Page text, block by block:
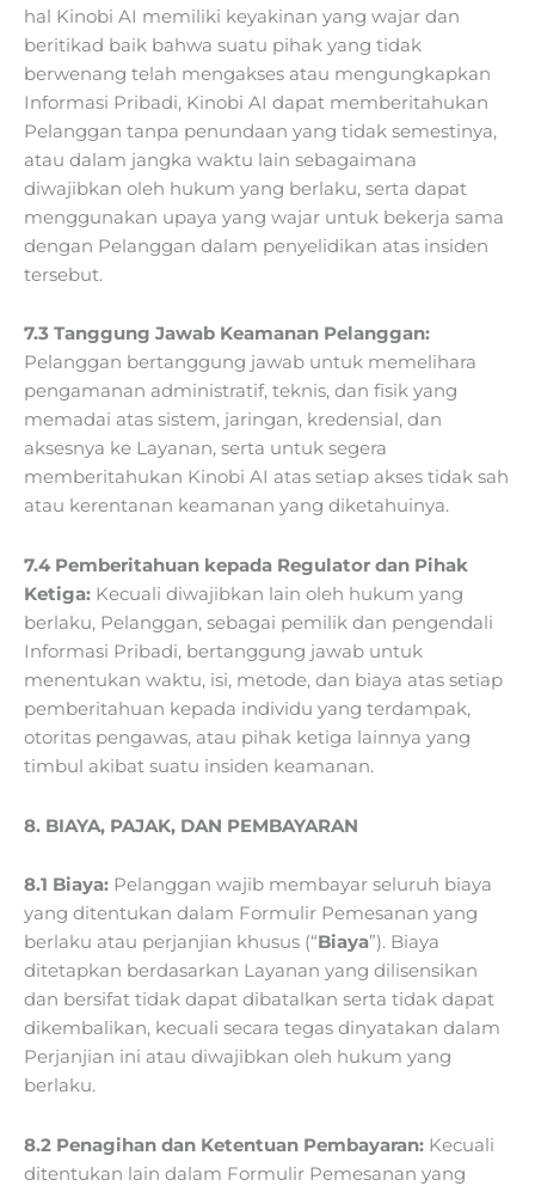
hal Kinobi AI memiliki keyakinan yang wajar dan
beritikad baik bahwa suatu pihak yang tidak
berwenang telah mengakses atau mengungkapkan
Informasi Pribadi, Kinobi AI dapat memberitahukan
Pelanggan tanpa penundaan yang tidak semestinya,
atau dalam jangka waktu lain sebagaimana
diwajibkan oleh hukum yang berlaku, serta dapat
menggunakan upaya yang wajar untuk bekerja sama
dengan Pelanggan dalam penyelidikan atas insiden
tersebut.
7.3 Tanggung Jawab Keamanan Pelanggan:
Pelanggan bertanggung jawab untuk memelihara
pengamanan administratif, teknis, dan fisik yang
memadai atas sistem, jaringan, kredensial, dan
aksesnya ke Layanan, serta untuk segera
memberitahukan Kinobi AI atas setiap akses tidak sah
atau kerentanan keamanan yang diketahuinya.
7.4 Pemberitahuan kepada Regulator dan Pihak
Ketiga: Kecuali diwajibkan lain oleh hukum yang
berlaku, Pelanggan, sebagai pemilik dan pengendali
Informasi Pribadi, bertanggung jawab untuk
menentukan waktu, isi, metode, dan biaya atas setiap
pemberitahuan kepada individu yang terdampak,
otoritas pengawas, atau pihak ketiga lainnya yang
timbul akibat suatu insiden keamanan.
8. BIAYA, PAJAK, DAN PEMBAYARAN
8.1 Biaya: Pelanggan wajib membayar seluruh biaya
yang ditentukan dalam Formulir Pemesanan yang
berlaku atau perjanjian khusus (“Biaya”). Biaya
ditetapkan berdasarkan Layanan yang dilisensikan
dan bersifat tidak dapat dibatalkan serta tidak dapat
dikembalikan, kecuali secara tegas dinyatakan dalam
Perjanjian ini atau diwajibkan oleh hukum yang
berlaku.
8.2 Penagihan dan Ketentuan Pembayaran: Kecuali
ditentukan lain dalam Formulir Pemesanan yang